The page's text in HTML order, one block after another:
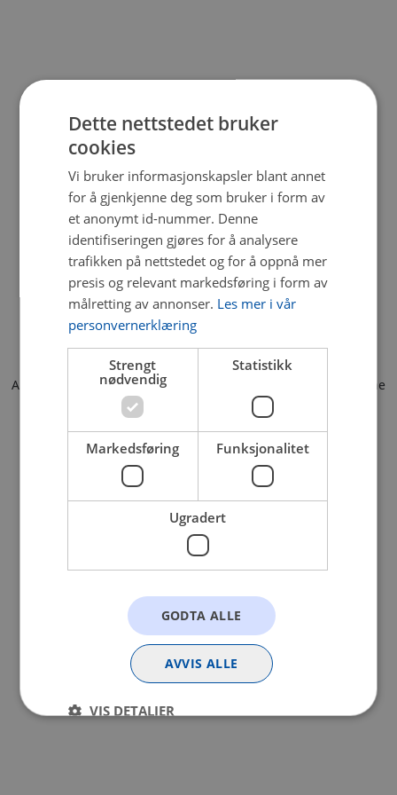
Application error: a client-side exception has occurred (see the
browser console for more information).
Dette nettstedet bruker
cookies
Vi bruker informasjonskapsler blant annet
for å gjenkjenne deg som bruker i form av
et anonymt id-nummer. Denne
identifiseringen gjøres for å analysere
trafikken på nettstedet og for å oppnå mer
presis og relevant markedsføring i form av
målretting av annonser. Les mer i vår
personvernerklæring
Strengt
nødvendig
Statistikk
Markedsføring Funksjonalitet
Ugradert
GODTA ALLE
AVVIS ALLE
VIS DETALJER